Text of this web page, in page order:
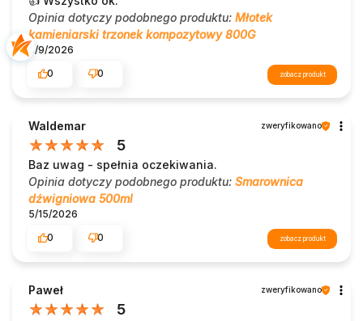
Opinia dotyczy podobnego produktu: Młotek
kamieniarski trzonek kompozytowy 800G
5/9/2026
0
0 zobacz produkt
Waldemar zweryfikowano
5
Baz uwag - spełnia oczekiwania.
Opinia dotyczy podobnego produktu: Smarownica
dźwigniowa 500ml
5/15/2026
0
0 zobacz produkt
Paweł zweryfikowano
5